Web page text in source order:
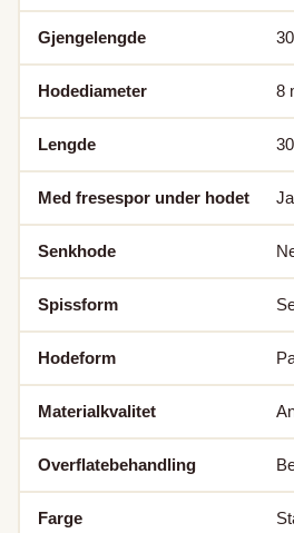
Gjengelengde 30
Hodediameter 8
Lengde 30
Med fresespor under hodet Ja
Senkhode
Spissform
Hodeform
Materialkvalitet
Overflatebehandling
Farge